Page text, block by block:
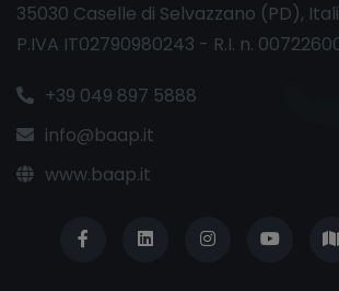
35030 Caselle di Selvazzano (PD),
P.IVA IT02790980243 - R.I. n.
+39 049 897 5888
info@baap.it
www.baap.it